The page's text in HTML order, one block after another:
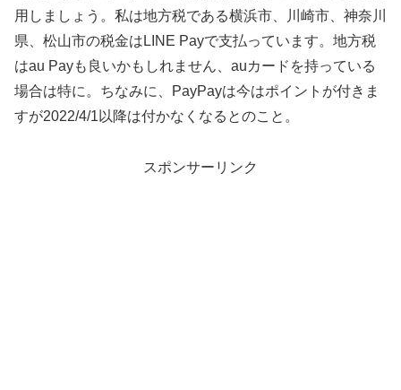
用しましょう。私は地方税である横浜市、川崎市、神奈川
県、松山市の税金はLINE Payで支払っています。地方税
はau Payも良いかもしれません、auカードを持っている
場合は特に。ちなみに、PayPayは今はポイントが付きま
すが2022/4/1以降は付かなくなるとのこと。
スポンサーリンク